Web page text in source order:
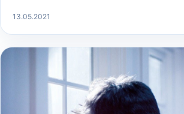
13.05.2021